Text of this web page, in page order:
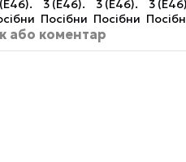
або коментар